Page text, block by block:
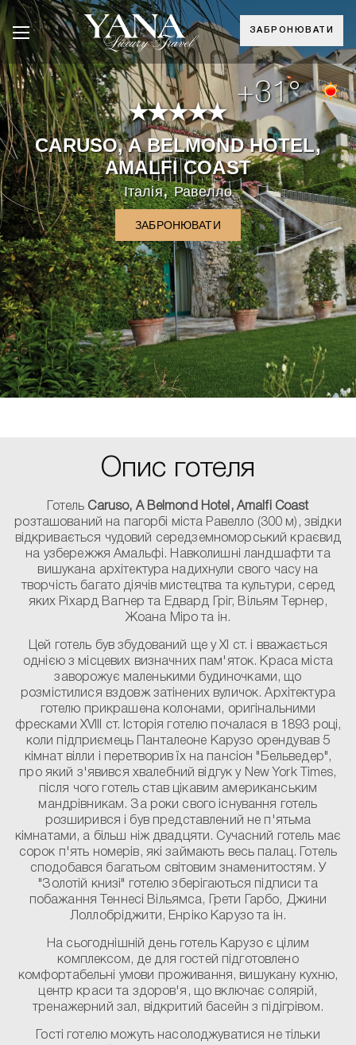
ЗАБРОНЮВАТИ
+31°
CARUSO, A BELMOND HOTEL,
AMALFI COAST
Італія,Равелло
ЗАБРОНЮВАТИ
Опис готеля
Готель Caruso, A Belmond Hotel, Amalfi Coast
розташований на пагорбі міста Равелло (300 м), звідки
відкривається чудовий середземноморський краєвид
на узбережжя Амальфі. Навколишні ландшафти та
вишукана архітектура надихнули свого часу на
творчість багато діячів мистецтва та культури, серед
яких Ріхард Вагнер та Едвард Гріг, Вільям Тернер,
Жоана Міро та ін.
Цей готель був збудований ще у XI ст. і вважається
однією з місцевих визначних пам'яток. Краса міста
заворожує маленькими будиночками, що
розмістилися вздовж затінених вуличок. Архітектура
готелю прикрашена колонами, оригінальними
фресками XVIII ст. Історія готелю почалася в 1893 році,
коли підприємець Панталеоне Карузо орендував 5
кімнат вілли і перетворив їх на пансіон "Бельведер",
про який з'явився хвалебний відгук у New York Times,
після чого готель став цікавим американським
мандрівникам. За роки свого існування готель
розширився і був представлений не п'ятьма
кімнатами, а більш ніж двадцяти. Сучасний готель має
сорок п'ять номерів, які займають весь палац. Готель
сподобався багатьом світовим знаменитостям. У
"Золотій книзі" готелю зберігаються підписи та
побажання Теннесі Вільямса, Грети Гарбо, Джини
Лоллобріджити, Енріко Карузо та ін.
На сьогоднішній день готель Карузо є цілим
комплексом, де для гостей підготовлено
комфортабельні умови проживання, вишукану кухню,
центр краси та здоров'я, що включає солярій,
тренажерний зал, відкритий басейн з підігрівом.
Гості готелю можуть насолоджуватися не тільки